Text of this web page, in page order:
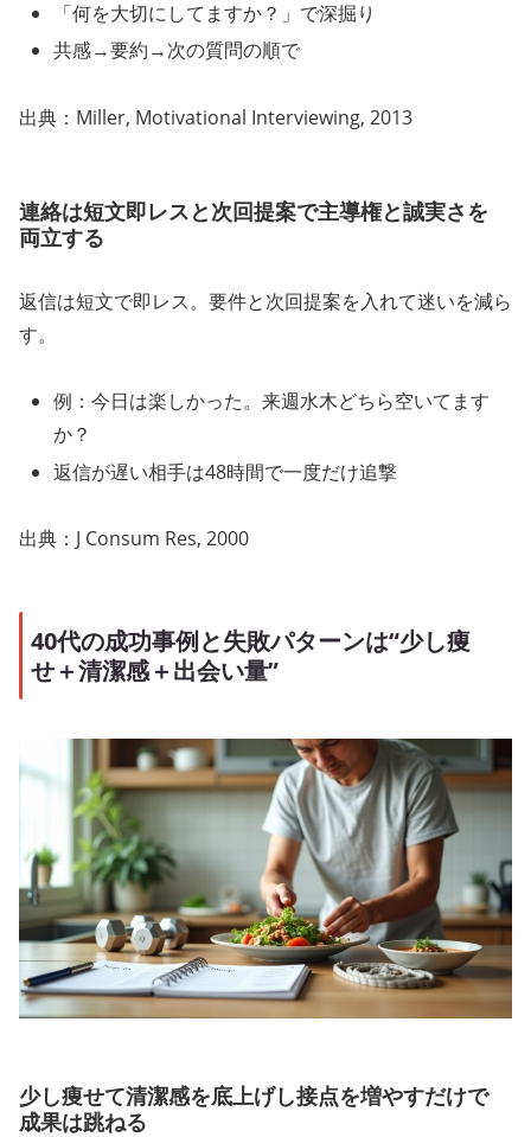
「何を大切にしてますか？」で深掘り
共感→要約→次の質問の順で
出典：Miller, Motivational Interviewing, 2013
連絡は短文即レスと次回提案で主導権と誠実さを
両立する
返信は短文で即レス。要件と次回提案を入れて迷いを減ら
す。
例：今日は楽しかった。来週水木どちら空いてます
か？
返信が遅い相手は48時間で一度だけ追撃
出典：J Consum Res, 2000
40代の成功事例と失敗パターンは“少し痩
せ＋清潔感＋出会い量”
少し痩せて清潔感を底上げし接点を増やすだけで
成果は跳ねる